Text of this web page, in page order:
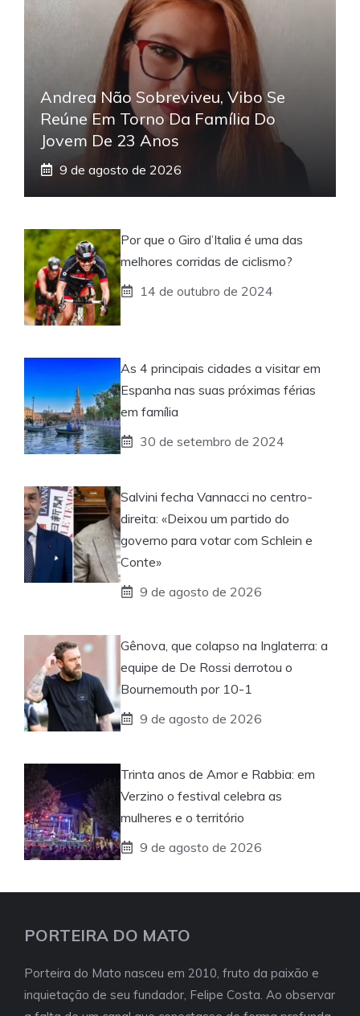
Andrea Não Sobreviveu, Vibo Se
Reúne Em Torno Da Família Do
Jovem De 23 Anos
9 de agosto de 2026
Por que o Giro d’Italia é uma das
melhores corridas de ciclismo?
14 de outubro de 2024
As 4 principais cidades a visitar em
Espanha nas suas próximas férias
em família
30 de setembro de 2024
Salvini fecha Vannacci no centro-
direita: «Deixou um partido do
governo para votar com Schlein e
Conte»
9 de agosto de 2026
Gênova, que colapso na Inglaterra: a
equipe de De Rossi derrotou o
Bournemouth por 10-1
9 de agosto de 2026
Trinta anos de Amor e Rabbia: em
Verzino o festival celebra as
mulheres e o território
9 de agosto de 2026
PORTEIRA DO MATO
Porteira do Mato nasceu em 2010, fruto da paixão e
inquietação de seu fundador, Felipe Costa. Ao observar